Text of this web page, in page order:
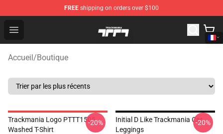
FREE shipping on orders over $100
Open menu
Trackmania Store - Official Trackmania Merchandise
Accueil/Boutique
Trackmania Logo PTTT1505
Washed T-Shirt
-20%
Initial D Like Trackmania Car
Leggings
-20%